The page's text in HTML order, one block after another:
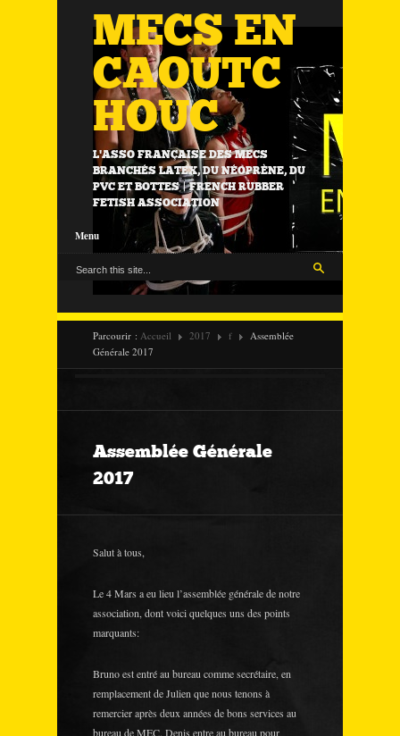
MECS EN
CAOUTC
HOUC
L'ASSO FRANÇAISE DES MECS
BRANCHÉS LATEX, DU NÉOPRÈNE, DU
PVC ET BOTTES | FRENCH RUBBER
FETISH ASSOCIATION
Menu
Parcourir : Accueil 2017 f
Assemblée
Générale 2017
Assemblée Générale
2017
Salut à tous,
Le 4 Mars a eu lieu l’assemblée générale de notre
association, dont voici quelques uns des points
marquants:
Bruno est entré au bureau comme secrétaire, en
remplacement de Julien que nous tenons à
remercier après deux années de bons services au
bureau de MEC. Denis entre au bureau pour